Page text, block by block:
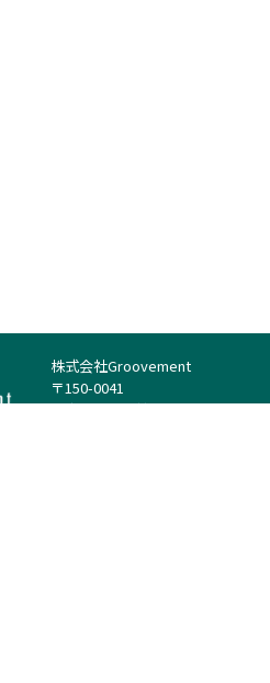
株式会社Groovement
〒150-0041
東京都渋谷区神南1丁目23−14